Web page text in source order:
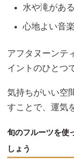
水や滝があ
心地よい音
アフタヌーンテ
イントのひとつ
気持ちがいい空
すことで、運気
旬のフルーツを使
しょう